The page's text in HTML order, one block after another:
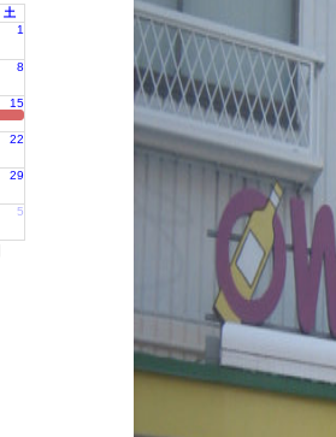
土
1
8
15
22
29
5